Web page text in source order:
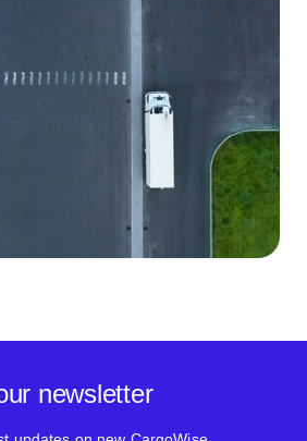
newsletter